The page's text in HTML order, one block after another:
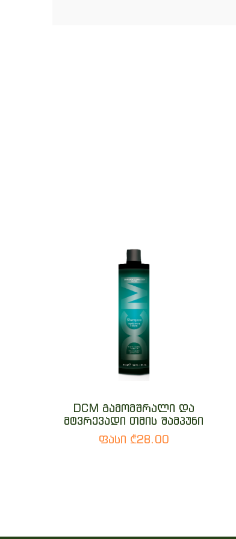
DCM გამომშრალი და
მტვრევადი თმის შამპუნი
ფასი ₾28.00